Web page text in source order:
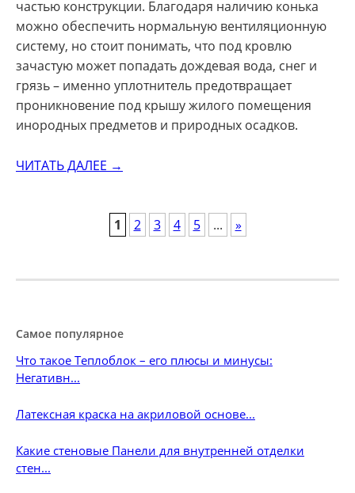
частью конструкции. Благодаря наличию конька
можно обеспечить нормальную вентиляционную
систему, но стоит понимать, что под кровлю
зачастую может попадать дождевая вода, снег и
грязь – именно уплотнитель предотвращает
проникновение под крышу жилого помещения
инородных предметов и природных осадков.
ЧИТАТЬ ДАЛЕЕ →
1 2 3 4 5 ... »
Самое популярное
Что такое Теплоблок – его плюсы и минусы:
Негативн...
Латексная краска на акриловой основе...
Какие стеновые Панели для внутренней отделки
стен...